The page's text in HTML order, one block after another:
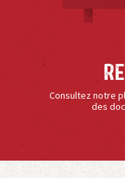
Consultez notre
des